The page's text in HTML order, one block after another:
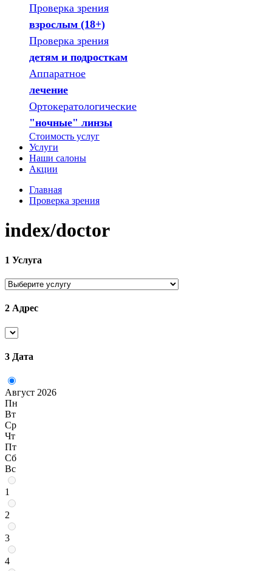
Проверка зрения
взрослым (18+)
Проверка зрения
детям и подросткам
Аппаратное
лечение
Ортокератологические
"ночные" линзы
Стоимость услуг
Услуги
Наши салоны
Акции
Главная
Проверка зрения
index/doctor
1 Услуга
2 Адрес
3 Дата
Август 2026
Пн
Вт
Ср
Чт
Пт
Сб
Вс
1
2
3
4